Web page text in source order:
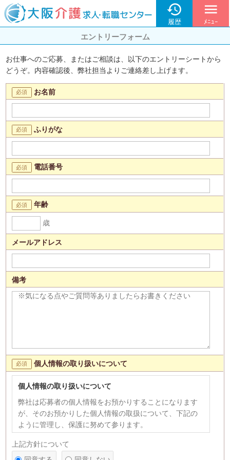

履歴
menu
ﾒﾆｭｰ
エントリーフォーム
お仕事へのご応募、またはご相談は、以下のエントリーシートから
どうぞ。内容確認後、弊社担当よりご連絡差し上げます。
お名前
ふりがな
電話番号
年齢
歳
メールアドレス
備考
個人情報の取り扱いについて
個人情報の取り扱いについて
弊社は応募者の個人情報をお預かりすることになります
が、そのお預かりした個人情報の取扱について、下記の
ように管理し、保護に努めて参ります。
【個人情報の利用目的】
1)応募者への連絡、採用選考のため。 2)次の各号のいず
上記方針について